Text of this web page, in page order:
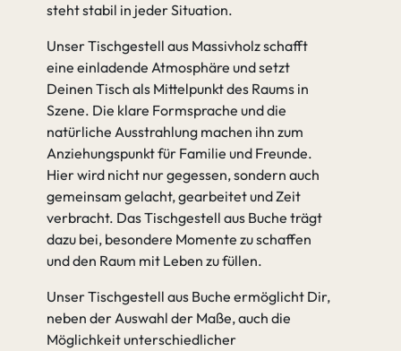
steht stabil in jeder Situation.
Unser Tischgestell aus Massivholz schafft
eine einladende Atmosphäre und setzt
Deinen Tisch als Mittelpunkt des Raums in
Szene. Die klare Formsprache und die
natürliche Ausstrahlung machen ihn zum
Anziehungspunkt für Familie und Freunde.
Hier wird nicht nur gegessen, sondern auch
gemeinsam gelacht, gearbeitet und Zeit
verbracht. Das Tischgestell aus Buche trägt
dazu bei, besondere Momente zu schaffen
und den Raum mit Leben zu füllen.
Unser Tischgestell aus Buche ermöglicht Dir,
neben der Auswahl der Maße, auch die
Möglichkeit unterschiedlicher